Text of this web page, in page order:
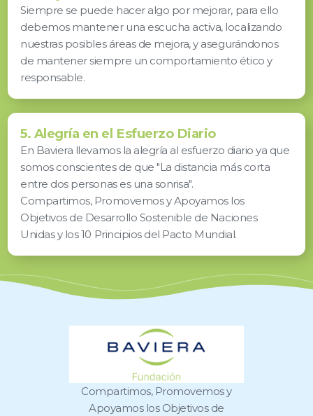
Siempre se puede hacer algo por mejorar, para ello
debemos mantener una escucha activa, localizando
nuestras posibles áreas de mejora, y asegurándonos
de mantener siempre un comportamiento ético y
responsable.
5. Alegría en el Esfuerzo Diario
En Baviera llevamos la alegría al esfuerzo diario ya que
somos conscientes de que "La distancia más corta
entre dos personas es una sonrisa".
Compartimos, Promovemos y Apoyamos los
Objetivos de Desarrollo Sostenible de Naciones
Unidas y los 10 Principios del Pacto Mundial.
Compartimos, Promovemos y
Apoyamos los Objetivos de